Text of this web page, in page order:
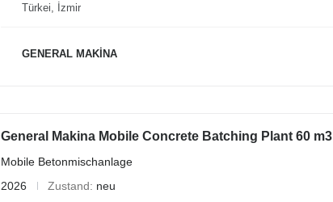
Türkei, İzmir
GENERAL MAKİNA
General Makina Mobile Concrete Batching Plant 60 m3
Mobile Betonmischanlage
2026
Zustand
neu